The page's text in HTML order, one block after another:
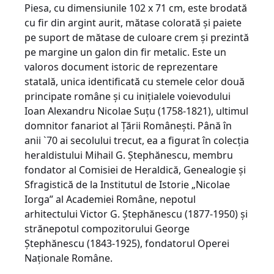
Piesa, cu dimensiunile 102 x 71 cm, este brodată
cu fir din argint aurit, mătase colorată și paiete
pe suport de mătase de culoare crem și prezintă
pe margine un galon din fir metalic. Este un
valoros document istoric de reprezentare
statală, unica identificată cu stemele celor două
principate române și cu inițialele voievodului
Ioan Alexandru Nicolae Suțu (1758-1821), ultimul
domnitor fanariot al Țării Românești. Până în
anii `70 ai secolului trecut, ea a figurat în colecția
heraldistului Mihail G. Ștephănescu, membru
fondator al Comisiei de Heraldică, Genealogie și
Sfragistică de la Institutul de Istorie „Nicolae
Iorga” al Academiei Române, nepotul
arhitectului Victor G. Ștephănescu (1877-1950) și
strănepotul compozitorului George
Ștephănescu (1843-1925), fondatorul Operei
Naționale Române.